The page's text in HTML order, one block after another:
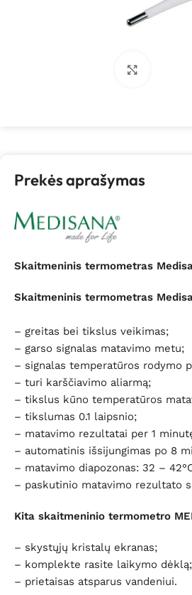
Prekės aprašymas
Skaitmeninis termometras
Skaitmeninis termometras
– greitas bei tikslus veikimas;
– garso signalas matavimo metu;
– signalas temperatūros rodymo
– turi karščiavimo aliarmą;
– tikslus kūno temperatūros
– tikslumas 0.1 laipsnio;
– matavimo rezultatai per 1
– automatinis išsijungimas po 8
– matavimo diapozonas: 32 –
– paskutinio matavimo rezultato
Kita skaitmeninio termometro
– skystųjų kristalų ekranas;
– komplekte rasite laikymo dėklą;
– prietaisas atsparus vandeniui.